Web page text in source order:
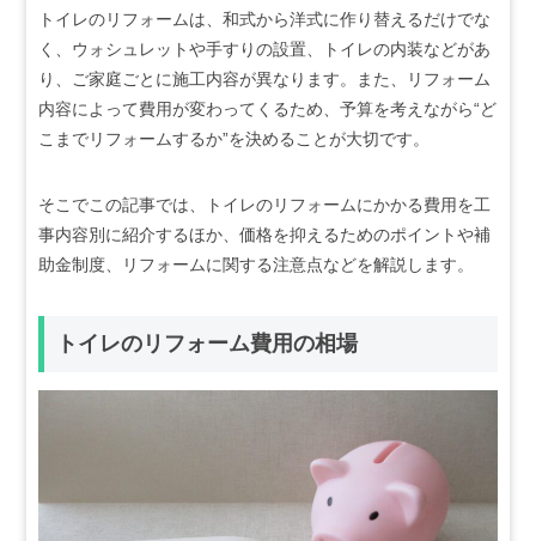
トイレのリフォームは、和式から洋式に作り替えるだけでな
く、ウォシュレットや手すりの設置、トイレの内装などがあ
り、ご家庭ごとに施工内容が異なります。また、リフォーム
内容によって費用が変わってくるため、予算を考えながら“ど
こまでリフォームするか”を決めることが大切です。
そこでこの記事では、トイレのリフォームにかかる費用を工
事内容別に紹介するほか、価格を抑えるためのポイントや補
助金制度、リフォームに関する注意点などを解説します。
トイレのリフォーム費用の相場